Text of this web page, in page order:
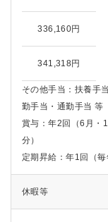
336,160円
341,318円
その他手当： 扶養手
勤手当・通勤手当 等
賞与：年2回（6月・
分）
定期昇給：年1回（毎
休暇等